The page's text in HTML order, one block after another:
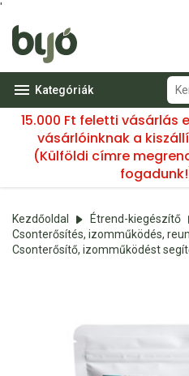
'
Kategóriák
15.000 Ft feletti vásárlás
vásárlóinknak a
(Külföldi címre
Kezdőoldal
Étrend-kiegészítő
Csonterősítés, izomműködés,
Csonterősítő, izomműködést